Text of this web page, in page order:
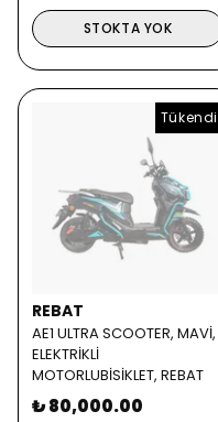
STOKTA YOK
Tükendi
REBAT
AE1 ULTRA SCOOTER, MAVİ,
ELEKTRİKLİ
MOTORLUBİSİKLET, REBAT
₺ 80,000.00